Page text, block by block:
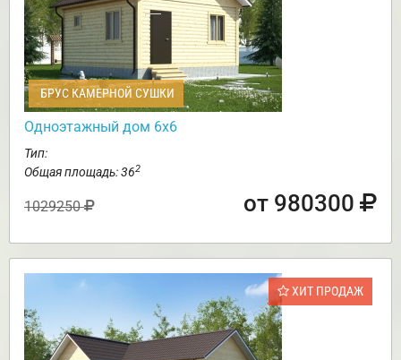
БРУС КАМЕРНОЙ СУШКИ
Одноэтажный дом 6х6
Тип:
Общая площадь: 362
1029250 от 980300
ХИТ ПРОДАЖ